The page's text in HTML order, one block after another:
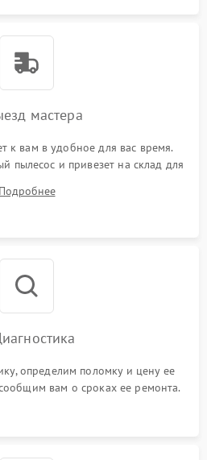
мастера
к вам в удобное для вас время.
пылесос и привезет на склад для
Подробнее
определим поломку и цену ее
вам о сроках ее ремонта.